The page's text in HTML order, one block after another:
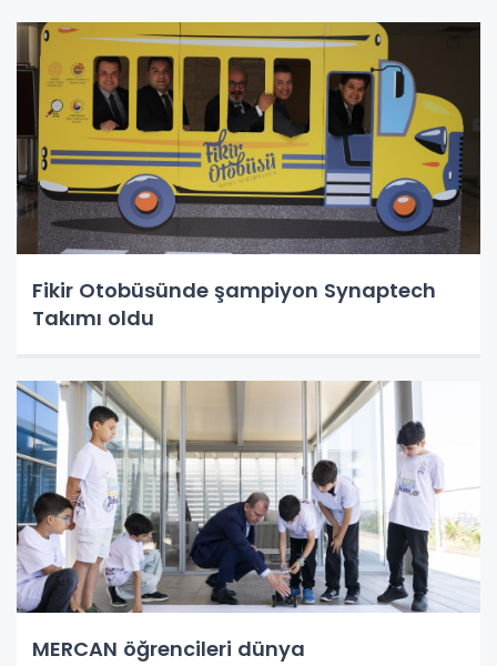
Fikir Otobüsünde şampiyon Synaptech
Takımı oldu
MERCAN öğrencileri dünya